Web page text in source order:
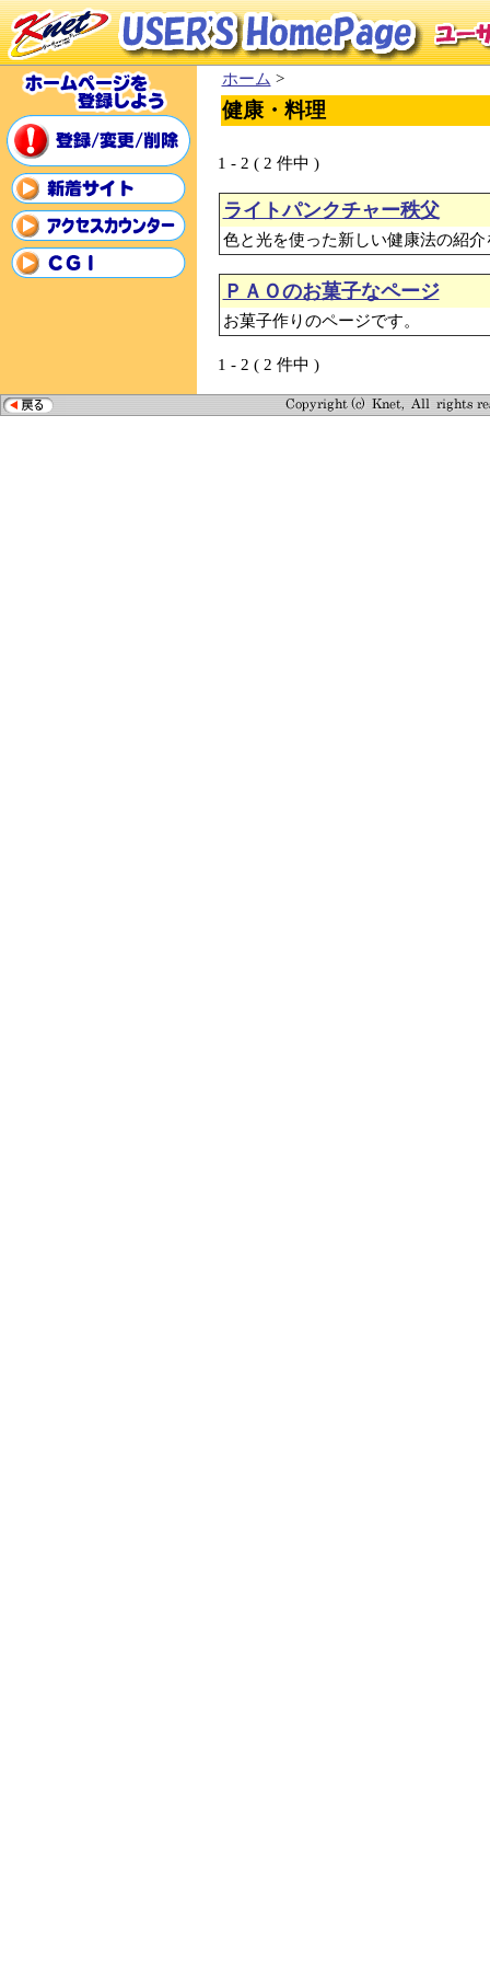
ホーム >
健康・料理
1 - 2 ( 2 件中 )
ライトパンクチャー秩父
色と光を使った新しい健康法の紹
ＰＡＯのお菓子なページ
お菓子作りのページです。
1 - 2 ( 2 件中 )